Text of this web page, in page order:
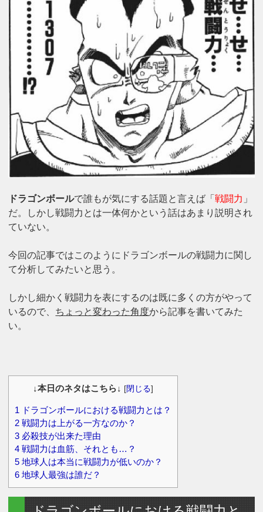
ドラゴンボールで誰もが気にする話題と言えば「戦闘力 」
だ。しかし戦闘力とは一体何かという話はあまり説明され
ていない。
今回の記事ではこのようにドラゴンボールの戦闘力に関し
て分析してみたいと思う。
しかし細かく戦闘力を表にするのは既に多くの方がやって
いるので、 ちょっと変わった角度から記事を書いてみた
い。
↓本日のネタはこちら↓ [閉じる]
1 ドラゴンボールにおける戦闘力とは？
2 戦闘力は上がる一方なのか？
3 必殺技が出来た理由
4 戦闘力は血筋、それとも…？
5 地球人は本当に戦闘力が低いのか？
6 地球人最強は誰だ？